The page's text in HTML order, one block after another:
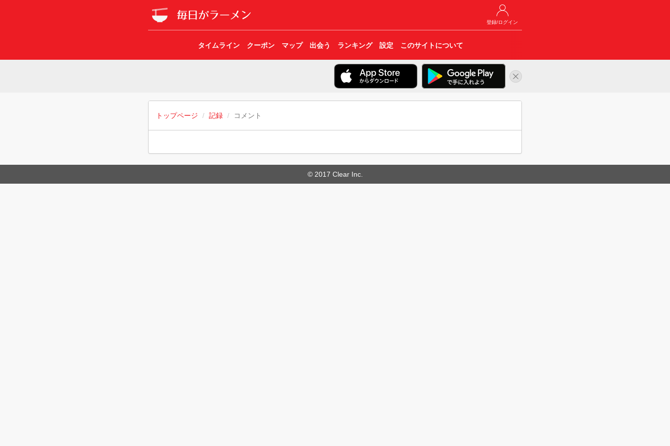
登録/ログイン
タイムライン クーポン マップ 出会う ランキング 設定 このサイトについて
トップページ 記録 コメント
© 2017 Clear Inc.